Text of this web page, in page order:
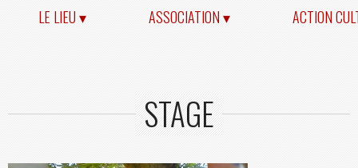
LE LIEU ▾ ASSOCIATION ▾ ACTION
STAGE